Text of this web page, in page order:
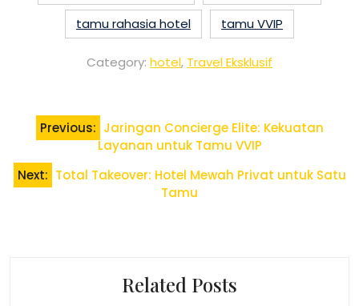
tamu rahasia hotel
tamu VVIP
Category: hotel, Travel Eksklusif
Post
navigation
Previous: Jaringan Concierge Elite: Kekuatan
Layanan untuk Tamu VVIP
Next: Total Takeover: Hotel Mewah Privat untuk Satu
Tamu
Related Posts